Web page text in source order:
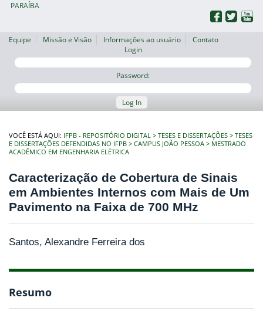
PARAÍBA
Equipe Missão e Visão Informações ao usuário
Contato
Login
Password:
Log In
VOCÊ ESTÁ AQUI: IFPB - REPOSITÓRIO DIGITAL TESES E DISSERTAÇÕES
TESES
E DISSERTAÇÕES DEFENDIDAS NO IFPB
CAMPUS JOÃO PESSOA
MESTRADO
ACADÊMICO EM ENGENHARIA ELÉTRICA
Caracterização de Cobertura de Sinais
em Ambientes Internos com Mais de Um
Pavimento na Faixa de 700 MHz
Santos, Alexandre Ferreira dos
Resumo